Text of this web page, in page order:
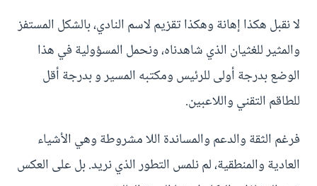
لا نقبل هكذا إهانة وهكذا تقزيم لاسم النادي، بالشكل المستفز
والمثير للغثيان الذي شاهدناه، ونحمل المسؤولية في هذا
الوضع بدرجة أولى للرئيس ومكتبه المسير و بدرجة أقل
للطاقم التقني واللاعبين.
فرغم الثقة والدعم والمساندة اللا مشروطة وهي الأشياء
العادية والمنطقية، لم نلمس التطور الذي نريد. بل على العكس